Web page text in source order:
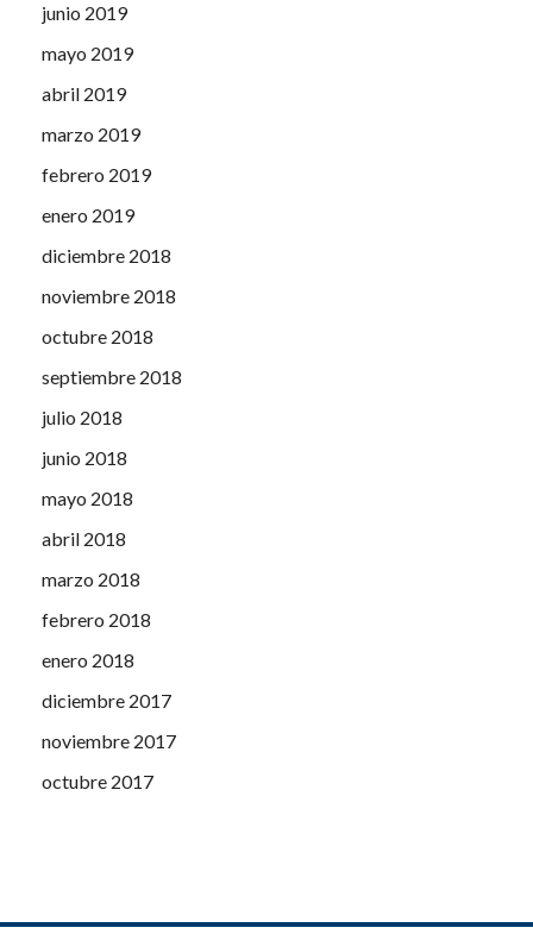
junio 2019
mayo 2019
abril 2019
marzo 2019
febrero 2019
enero 2019
diciembre 2018
noviembre 2018
octubre 2018
septiembre 2018
julio 2018
junio 2018
mayo 2018
abril 2018
marzo 2018
febrero 2018
enero 2018
diciembre 2017
noviembre 2017
octubre 2017